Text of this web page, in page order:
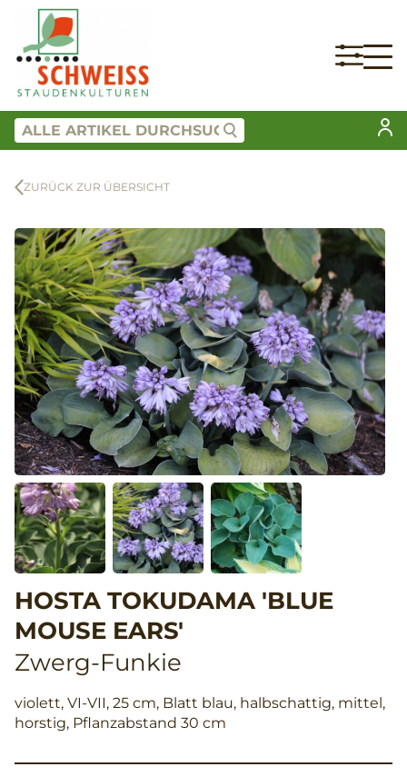
ZURÜCK ZUR ÜBERSICHT
HOSTA TOKUDAMA 'BLUE
MOUSE EARS'
Zwerg-Funkie
violett, VI-VII, 25 cm, Blatt blau, halbschattig, mittel,
horstig, Pflanzabstand 30 cm